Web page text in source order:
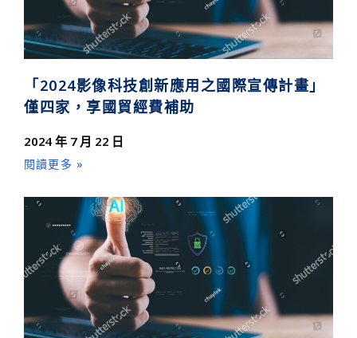
「2024影像科技創新應用之國際宣傳計畫」
僅四家，享國貿經費補助
2024 年 7 月 22 日
閱讀更多 »